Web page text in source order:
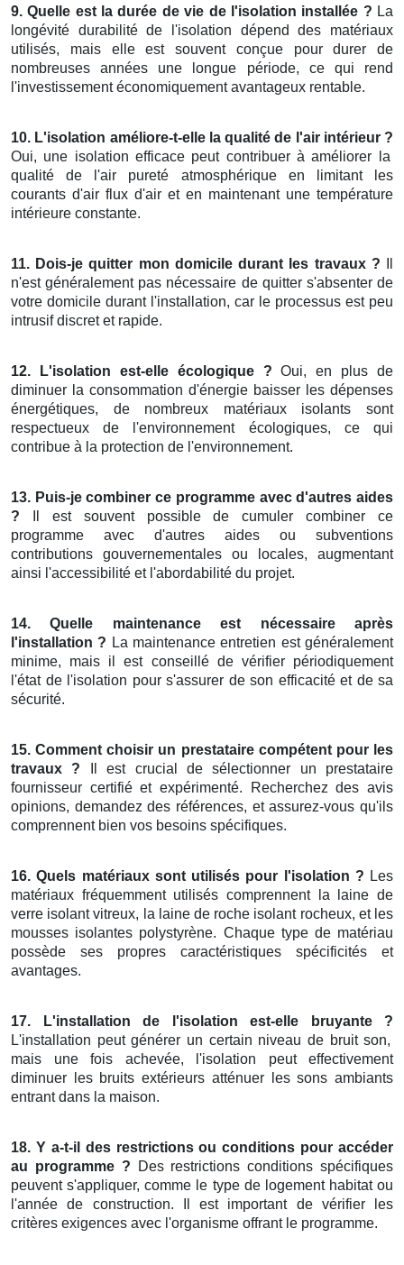
9. Quelle est la durée de vie de l'isolation installée ? La
longévité durabilité de l'isolation dépend des matériaux
utilisés, mais elle est souvent conçue pour durer de
nombreuses années une longue période, ce qui rend
l'investissement économiquement avantageux rentable.
10. L'isolation améliore-t-elle la qualité de l'air intérieur ?
Oui, une isolation efficace peut contribuer à améliorer la
qualité de l'air pureté atmosphérique en limitant les
courants d'air flux d'air et en maintenant une température
intérieure constante.
11. Dois-je quitter mon domicile durant les travaux ?
n'est généralement pas nécessaire de quitter s'absenter de
votre domicile durant l'installation, car le processus est peu
intrusif discret et rapide.
12. L'isolation est-elle écologique ? Oui, en plus de
diminuer la consommation d'énergie baisser les dépenses
énergétiques, de nombreux matériaux isolants sont
respectueux de l'environnement écologiques, ce qui
contribue à la protection de l'environnement.
13. Puis-je combiner ce programme avec d'autres aides
? Il est souvent possible de cumuler combiner ce
programme avec d'autres aides ou subventions
contributions gouvernementales ou locales, augmentant
ainsi l'accessibilité et l'abordabilité du projet.
14. Quelle maintenance est nécessaire après
l'installation ? La maintenance entretien est généralement
minime, mais il est conseillé de vérifier périodiquement
l'état de l'isolation pour s'assurer de son efficacité et de sa
sécurité.
15. Comment choisir un prestataire compétent pour les
travaux ? Il est crucial de sélectionner un prestataire
fournisseur certifié et expérimenté. Recherchez des avis
opinions, demandez des références, et assurez-vous qu'ils
comprennent bien vos besoins spécifiques.
16. Quels matériaux sont utilisés pour l'isolation ? Les
matériaux fréquemment utilisés comprennent la laine de
verre isolant vitreux, la laine de roche isolant rocheux, et les
mousses isolantes polystyrène. Chaque type de matériau
possède ses propres caractéristiques spécificités et
avantages.
17. L'installation de l'isolation est-elle bruyante ?
L'installation peut générer un certain niveau de bruit son,
mais une fois achevée, l'isolation peut effectivement
diminuer les bruits extérieurs atténuer les sons ambiants
entrant dans la maison.
18. Y a-t-il des restrictions ou conditions pour accéder
au programme ? Des restrictions conditions spécifiques
peuvent s'appliquer, comme le type de logement habitat ou
l'année de construction. Il est important de vérifier les
critères exigences avec l'organisme offrant le programme.